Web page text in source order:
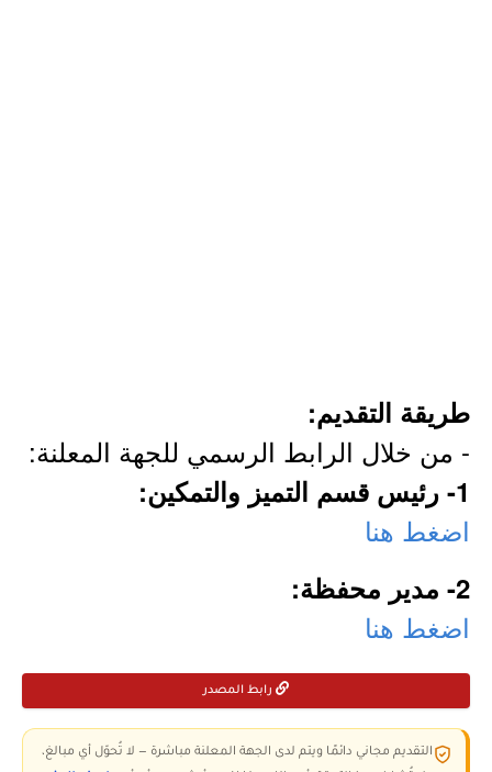
طريقة التقديم:
- من خلال الرابط الرسمي للجهة المعلنة:
1- رئيس قسم التميز والتمكين:
اضغط هنا
2- مدير محفظة:
اضغط هنا
رابط المصدر
التقديم مجاني دائمًا ويتم لدى الجهة المعلنة مباشرة — لا تُحوّل أي مبالغ،